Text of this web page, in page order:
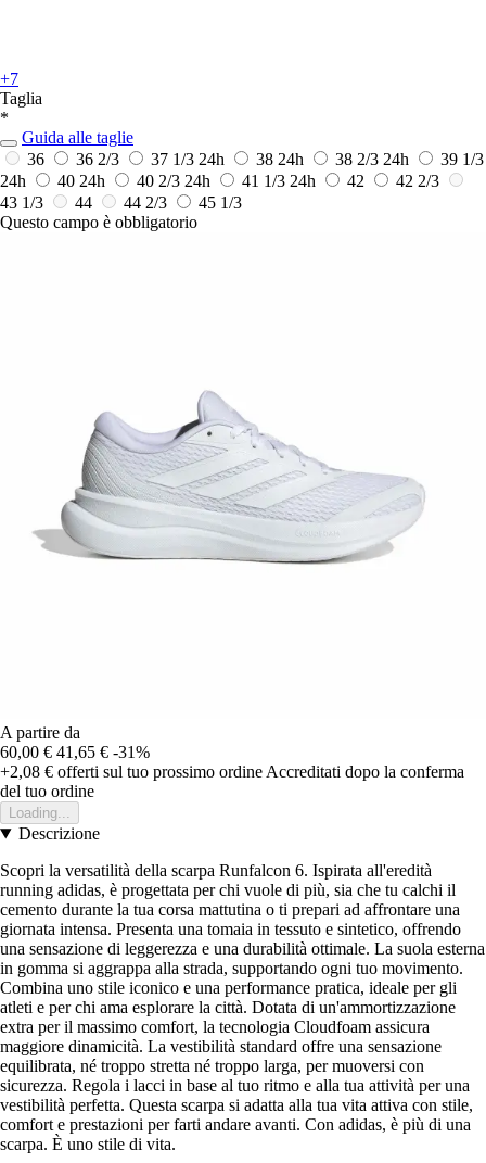
+7
Taglia
*
Guida alle taglie
36
36 2/3 37 1/3 24h 38 24h 38 2/3 24h
39 1/3
24h
40 24h 40 2/3 24h 41 1/3 24h 42
42 2/3
43 1/3
44 44 2/3
45 1/3
Questo campo è obbligatorio
A partire da
60,00 € 41,65 € -31%
+2,08 € offerti sul tuo prossimo ordine Accreditati dopo la conferma
del tuo ordine
Loading...
Descrizione
Scopri la versatilità della scarpa Runfalcon 6. Ispirata all'eredità
running adidas, è progettata per chi vuole di più, sia che tu calchi il
cemento durante la tua corsa mattutina o ti prepari ad affrontare una
giornata intensa. Presenta una tomaia in tessuto e sintetico, offrendo
una sensazione di leggerezza e una durabilità ottimale. La suola esterna
in gomma si aggrappa alla strada, supportando ogni tuo movimento.
Combina uno stile iconico e una performance pratica, ideale per gli
atleti e per chi ama esplorare la città. Dotata di un'ammortizzazione
extra per il massimo comfort, la tecnologia Cloudfoam assicura
maggiore dinamicità. La vestibilità standard offre una sensazione
equilibrata, né troppo stretta né troppo larga, per muoversi con
sicurezza. Regola i lacci in base al tuo ritmo e alla tua attività per una
vestibilità perfetta. Questa scarpa si adatta alla tua vita attiva con stile,
comfort e prestazioni per farti andare avanti. Con adidas, è più di una
scarpa. È uno stile di vita.